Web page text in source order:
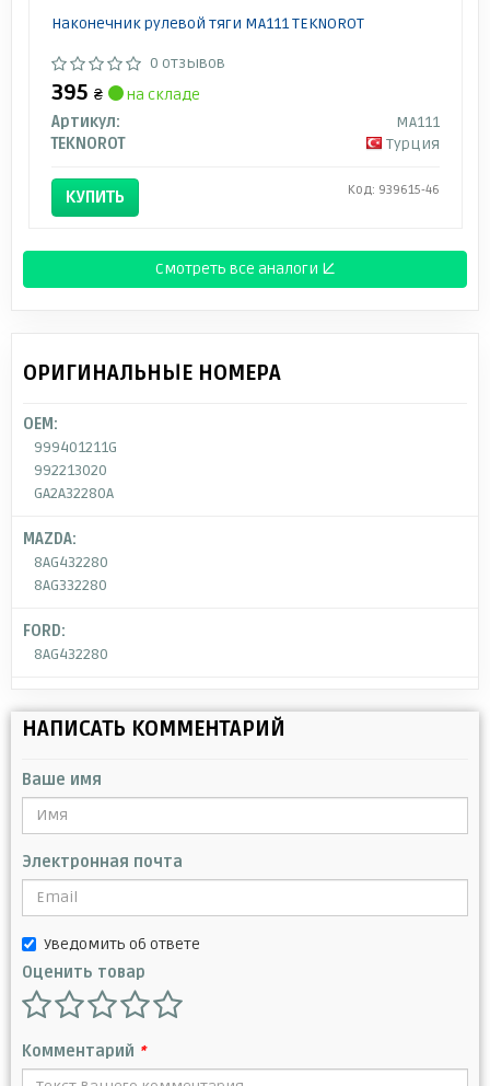
Наконечник рулевой тяги MA111 TEKNOROT
0 отзывов
395 ₴
на складе
Артикул:
MA111
TEKNOROT
Турция
КУПИТЬ Код: 939615-46
Смотреть все аналоги ↓
ОРИГИНАЛЬНЫЕ НОМЕРА
OEM:
999401211G
992213020
GA2A32280A
MAZDA:
8AG432280
8AG332280
FORD:
8AG432280
НАПИСАТЬ КОММЕНТАРИЙ
Ваше имя
Электронная почта
Уведомить об ответе
Оценить товар
Комментарий *